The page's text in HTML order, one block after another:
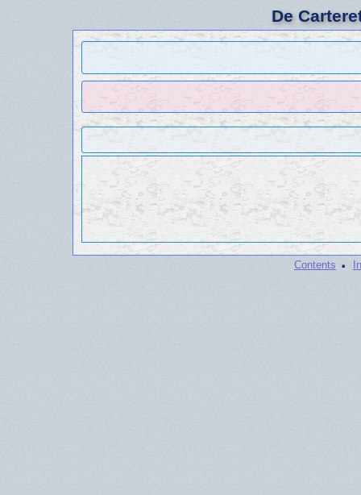
De
Contents ·